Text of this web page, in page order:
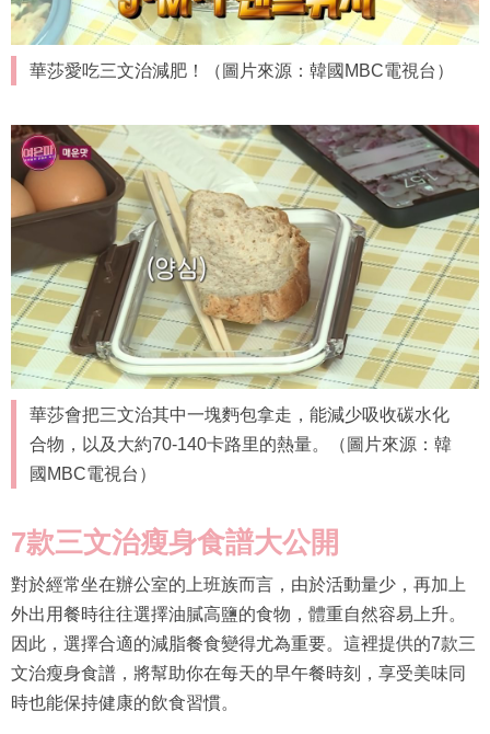
華莎愛吃三文治減肥！（圖片來源：韓國MBC電視台）
華莎會把三文治其中一塊麪包拿走，能減少吸收碳水化
合物，以及大約70-140卡路里的熱量。（圖片來源：韓
國MBC電視台）
7款三文治瘦身食譜大公開
對於經常坐在辦公室的上班族而言，由於活動量少，再加上
外出用餐時往往選擇油膩高鹽的食物，體重自然容易上升。
因此，選擇合適的減脂餐食變得尤為重要。這裡提供的7款三
文治瘦身食譜，將幫助你在每天的早午餐時刻，享受美味同
時也能保持健康的飲食習慣。